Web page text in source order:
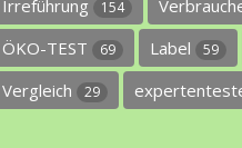
Irreführung 154
ÖKO-TEST 69 Label 59
Vergleich 29